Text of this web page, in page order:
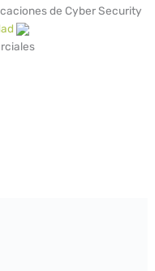
de Cyber Security